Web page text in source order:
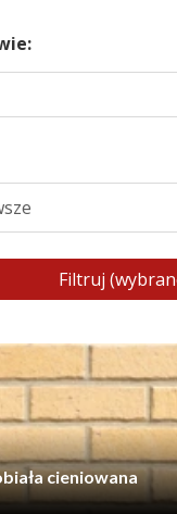
Filtruj
cieniowana